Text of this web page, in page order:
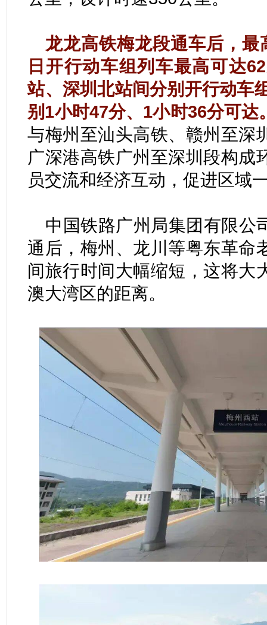
龙龙高铁梅龙段通车后，
日开行动车组列车最高可达
站、深圳北站间分别开行动车
别1小时47分、1小时36分可达
与梅州至汕头高铁、赣州至深
广深港高铁广州至深圳段构成
员交流和经济互动，促进区域
中国铁路广州局集团有限公
通后，梅州、龙川等粤东革命
间旅行时间大幅缩短，这将大
澳大湾区的距离。